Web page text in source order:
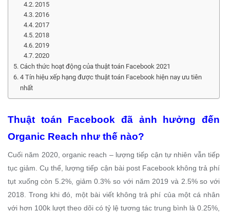
2015
2016
2017
2018
2019
2020
Cách thức hoạt động của thuật toán Facebook 2021
4 Tín hiệu xếp hạng được thuật toán Facebook hiện nay ưu tiên
nhất
Thuật toán Facebook đã ảnh hưởng đến
Organic Reach như thế nào?
Cuối năm 2020, organic reach – lượng tiếp cận tự nhiên vẫn tiếp
tục giảm. Cụ thể, lượng tiếp cận bài post Facebook không trả phí
tụt xuống còn 5.2%, giảm 0.3% so với năm 2019 và 2.5% so với
2018. Trong khi đó, một bài viết không trả phí của một cá nhân
với hơn 100k lượt theo dõi có tỷ lệ tương tác trung bình là 0.25%,